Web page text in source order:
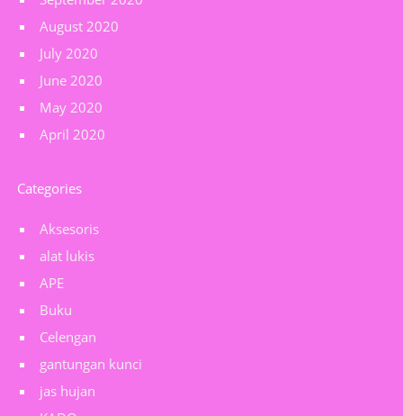
August 2020
July 2020
June 2020
May 2020
April 2020
Categories
Aksesoris
alat lukis
APE
Buku
Celengan
gantungan kunci
jas hujan